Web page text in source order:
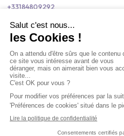
+33184809292
Copyright © 2026 Kactus
Conditions générales
Signaler un contenu